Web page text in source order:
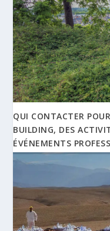
QUI CONTACTER
BUILDING, DES
ÉVÉNEMENTS